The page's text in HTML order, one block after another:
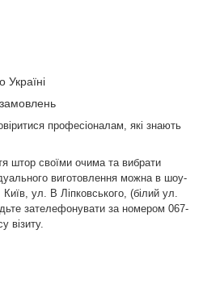
Україні
професіоналам, які знають
штор своїми очима та вибрати
виготовлення можна в шоу-
ул. В Ліпковського, (білий ул.
зателефонувати за номером 067-
візиту.